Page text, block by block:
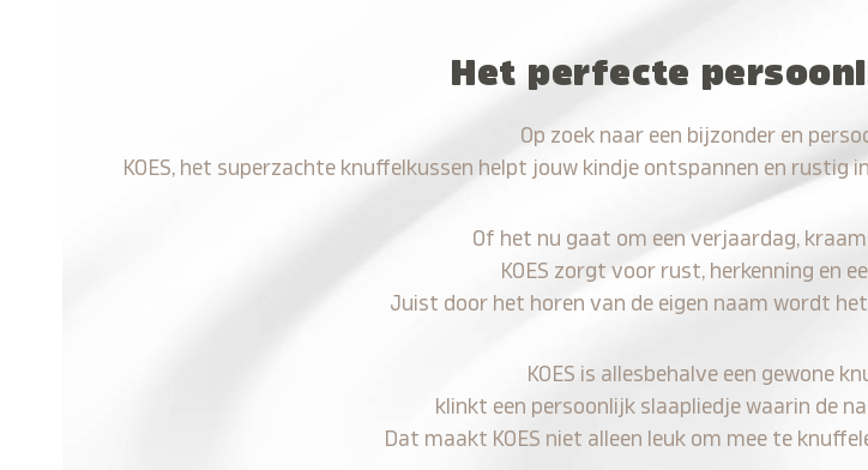
Het perfecte
Op zoek naar een bijzonder en
KOES, het superzachte knuffelkussen helpt jouw kindje ontspannen en
Of het nu gaat om een verjaardag,
KOES zorgt voor rust, herkenning en
Juist door het horen van de eigen naam wordt
KOES is allesbehalve een gewone
klinkt een persoonlijk slaapliedje waarin de
Dat maakt KOES niet alleen leuk om mee te